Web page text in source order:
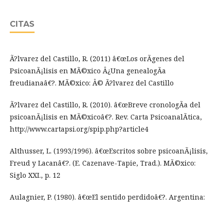
CITAS
Ã?lvarez del Castillo, R. (2011) â€œLos orÃ­genes del
PsicoanÃ¡lisis en MÃ©xico Â¿Una genealogÃ­a
freudianaâ€?. MÃ©xico: Â© Ã?lvarez del Castillo
Ã?lvarez del Castillo, R. (2010). â€œBreve cronologÃ­a del
psicoanÃ¡lisis en MÃ©xicoâ€?. Rev. Carta PsicoanalÃ­tica,
http://www.cartapsi.org/spip.php?article4
Althusser, L. (1993/1996). â€œEscritos sobre psicoanÃ¡lisis,
Freud y Lacanâ€?. (E. Cazenave-Tapie, Trad.). MÃ©xico:
Siglo XXI., p. 12
Aulagnier, P. (1980). â€œEl sentido perdidoâ€?. Argentina: